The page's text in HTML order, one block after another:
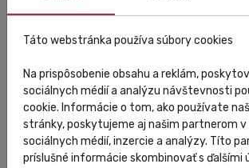
kyselina pantoténová, vitamín B6,
zahusťovadlo xantánová guma.
Výživové údaje – príchuť
Táto webstránka používa súbory cookies
Na prispôsobenie obsahu a reklám,
sociálnych médií a analýzu návštevnosti
cookie. Informácie o tom, ako používate
stránky, poskytujeme aj našim partnerom v
sociálnych médií, inzercie a analýzy. Títo
príslušné informácie skombinovať s ďalšími